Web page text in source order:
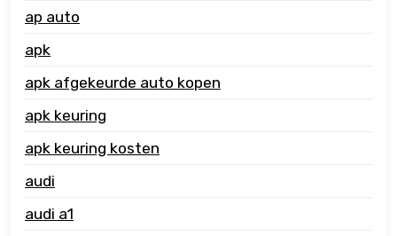
ap auto
apk
apk afgekeurde auto kopen
apk keuring
apk keuring kosten
audi
audi a1